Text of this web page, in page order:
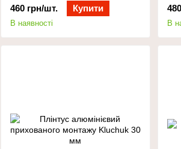
460 грн/шт.
Купити
В наявності В